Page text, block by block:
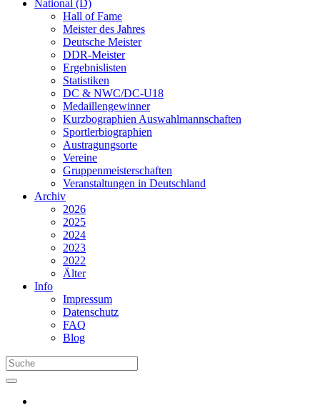
National (D)
Hall of Fame
Meister des Jahres
Deutsche Meister
DDR-Meister
Ergebnislisten
Statistiken
DC & NWC/DC-U18
Medaillengewinner
Kurzbographien Auswahlmannschaften
Sportlerbiographien
Austragungsorte
Vereine
Gruppenmeisterschaften
Veranstaltungen in Deutschland
Archiv
2026
2025
2024
2023
2022
Älter
Info
Impressum
Datenschutz
FAQ
Blog